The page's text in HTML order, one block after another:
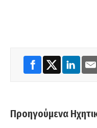
Προηγούμενα